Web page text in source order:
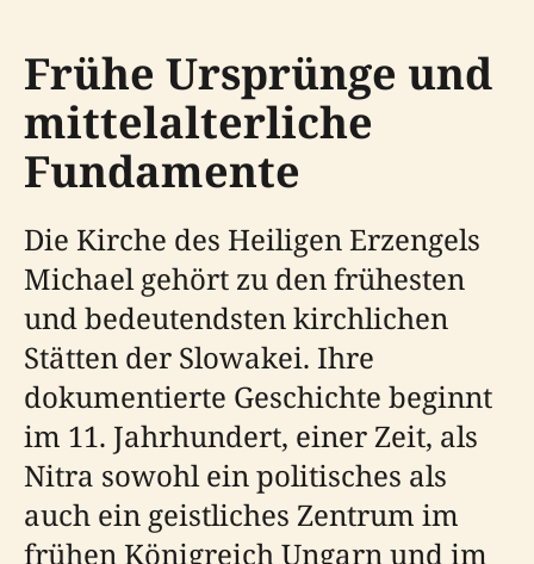
Frühe Ursprünge und
mittelalterliche
Fundamente
Die Kirche des Heiligen Erzengels
Michael gehört zu den frühesten
und bedeutendsten kirchlichen
Stätten der Slowakei. Ihre
dokumentierte Geschichte beginnt
im 11. Jahrhundert, einer Zeit, als
Nitra sowohl ein politisches als
auch ein geistliches Zentrum im
frühen Königreich Ungarn und im